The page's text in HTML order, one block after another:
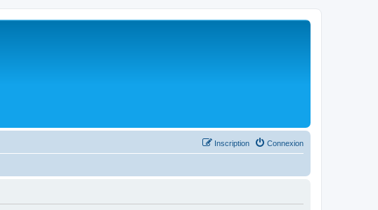
Connexion
Inscription